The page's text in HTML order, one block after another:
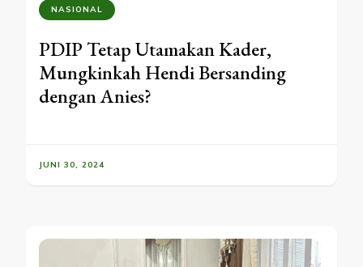
NASIONAL
PDIP Tetap Utamakan Kader,
Mungkinkah Hendi Bersanding
dengan Anies?
JUNI 30, 2024